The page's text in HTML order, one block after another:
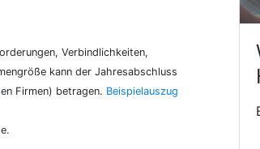
Verbindlichkeiten,
kann der Jahresabschluss
Firmen) betragen. Beispielauszug